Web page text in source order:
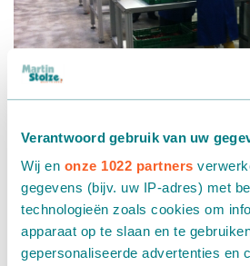
Verantwoord gebruik van uw
Wij en onze 1022 partners
gegevens (bijv. uw IP-adres) met
technologieën zoals cookies om
apparaat op te slaan en te
gepersonaliseerde advertenties en
Verpakken - Inpakken - Sorteren
Accessoires